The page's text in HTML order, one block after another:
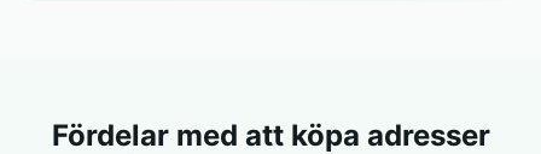
Fördelar med att köpa adresser